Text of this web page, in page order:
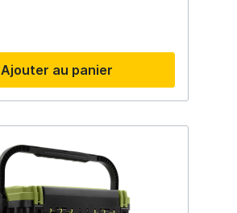
Ajouter au panier